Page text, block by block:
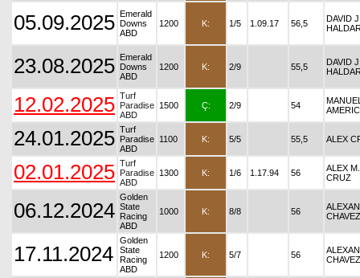
05.09.2025 Emerald
Downs
ABD
1200 K: 1/5 1.09.17 56,5
DAVID
23.08.2025 Emerald
Downs
ABD
1200 K: 2/9 55,5
DAVID
12.02.2025 Turf
Paradise
ABD
1500 Ç: 2/9 54
24.01.2025 Turf
Paradise
ABD
1100 K: 5/5 55,5 ALEX
02.01.2025 Turf
Paradise
ABD
1300 K: 1/6 1.17.94 56
ALEX M.
CRUZ
06.12.2024
Golden
State
Racing
ABD
1000 K: 8/8 56
CHAVEZ
17.11.2024
Golden
State
Racing
ABD
1200 K: 5/7 56
CHAVEZ